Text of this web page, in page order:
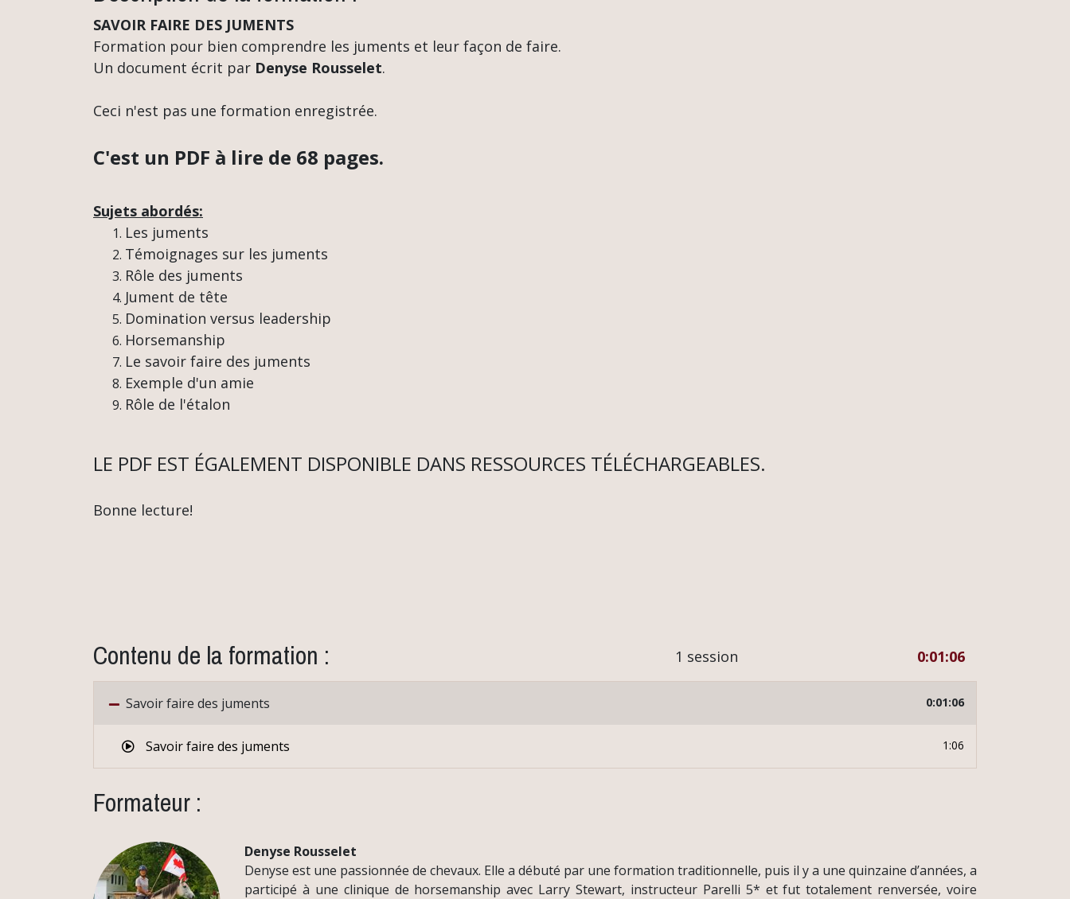
SAVOIR FAIRE DES JUMENTS
Formation pour bien comprendre les juments et leur façon de faire.
Un document écrit par Denyse Rousselet.
Ceci n'est pas une formation enregistrée.
C'est un PDF à lire de 68 pages.
Sujets abordés:
Les juments
Témoignages sur les juments
Rôle des juments
Jument de tête
Domination versus leadership
Horsemanship
Le savoir faire des juments
Exemple d'un amie
Rôle de l'étalon
LE PDF EST ÉGALEMENT DISPONIBLE DANS RESSOURCES TÉLÉCHARGEABLES.
Bonne lecture!
Contenu de la formation : 1 session 0:01:06
Savoir faire des juments 0:01:06
Savoir faire des juments 1:06
Formateur :
Denyse Rousselet
Denyse est une passionnée de chevaux. Elle a débuté par une formation traditionnelle, puis il y a une quinzaine d’années, a
participé à une clinique de horsemanship avec Larry Stewart, instructeur Parelli 5* et fut totalement renversée, voire